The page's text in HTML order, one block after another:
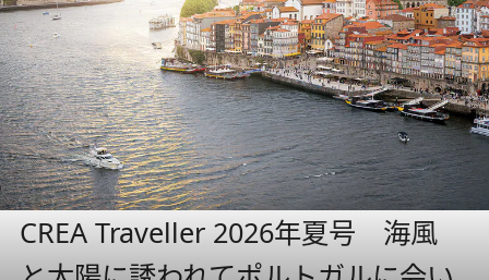
CREA Traveller 2026年夏号 海風